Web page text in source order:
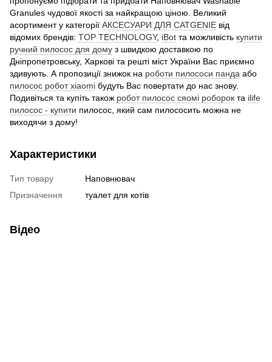
Granules чудової якості за найкращою ціною. Великий
асортимент у категорії АКСЕСУАРИ ДЛЯ CATGENIE від
відомих брендів: TOP TECHNOLOGY, iBot та можливість купити
ручний пилосос для дому з швидкою доставкою по
Дніпропетровську, Харкові та решті міст України Вас приємно
здивують. А пропозиції знижок на роботи пилососи панда або
пилосос робот xiaomi будуть Вас повертати до нас знову.
Подивіться та купіть також робот пилосос сяомі роборок та ilife
пилосос - купити пилосос, який сам пилососить можна не
виходячи з дому!
Характеристики
Тип товару
Наповнювач
Призначення
туалет для котів
Відео